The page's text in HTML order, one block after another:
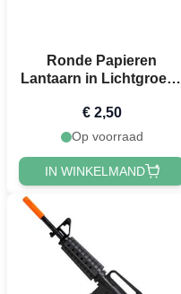
Ronde Papieren
Lantaarn in Lichtgroen -
€ 2,50
Op voorraad
IN WINKELMAND